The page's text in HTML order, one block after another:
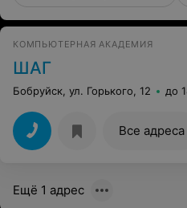
КОМПЬЮТЕРНАЯ АКАДЕМИЯ
ШАГ
Бобруйск, ул. Горького, 12 до
Все адреса
Ещё 1 адрес